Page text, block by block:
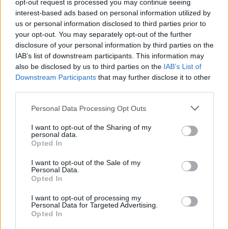
opt-out request is processed you may continue seeing
interest-based ads based on personal information utilized by
us or personal information disclosed to third parties prior to
your opt-out. You may separately opt-out of the further
disclosure of your personal information by third parties on the
IAB’s list of downstream participants. This information may
also be disclosed by us to third parties on the IAB’s List of
Downstream Participants that may further disclose it to other
Personal Data Processing Opt Outs
I want to opt-out of the Sharing of my
personal data.
Opted In
I want to opt-out of the Sale of my
Personal Data.
Opted In
I want to opt-out of processing my
Personal Data for Targeted Advertising.
Opted In
Francji o godzinie 18.
LDLC OL (7-0) wczoraj uporało się z jednym z swoich
głównych rywali w tym sezonie. Dzisiaj mierzyć się
będzie się z GameWard (6-1), które do tej pory realizuje
swój plan na grę w imponujący sposób. Agresja, którą
ekipa Pawła "Czekolada" Szczepanika i Dawida
"Melonika" Ślęczki się posługuje w grze, może
finalistom European Masters. Gracze GW po prostu
wyciągnęli z niej błędy. Ta batalia z pewnością będzie
jedną z najbardziej krwawych i aktywnych spotkań w
tym sezonie LFL-a. Rozegra się ona o godzinie 20.
Następny mecz z udziałem polskiego akcentu będzie
po wczorajszej przegranej z LDLC walczy z kolejnym
trudnym rywalem. Ostatni raz Vitality.Bee (5-2) zmagało